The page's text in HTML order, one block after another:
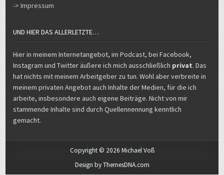
-> Impressum
UND HIER DAS ALLERLETZTE…
Hier in meinem Internetangebot, im Podcast, bei Facebook,
Instagram und Twitter äußere ich mich ausschließlich privat. Das
hat nichts mit meinem Arbeitgeber zu tun. Wohl aber verbreite in
meinem privaten Angebot auch Inhalte der Medien, für die ich
arbeite, insbesondere auch eigene Beiträge. Nicht von mir
stammende Inhalte sind durch Quellennennung kenntlich
gemacht.
Copyright © 2026 Michael Voß
Design by ThemesDNA.com